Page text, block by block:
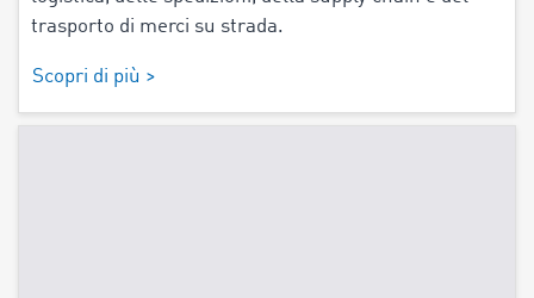
trasporto di merci su strada.
Scopri di più >